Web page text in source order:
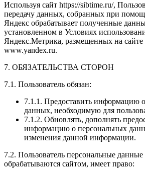
Используя сайт https://sibtime.ru/,
передачу данных, собранных при
Яндекс обрабатывает полученные
установленном в Условиях
Яндекс.Метрика, размещенных на сайте
www.yandex.ru.
7. ОБЯЗАТЕЛЬСТВА СТОРОН
7.1. Пользователь обязан:
7.1.1. Предоставить информацию
данных, необходимую для
7.1.2. Обновлять, дополнять
информацию о персональных
изменения данной информации.
7.2. Пользователь персональные данные
обрабатываются сайтом, имеет право: